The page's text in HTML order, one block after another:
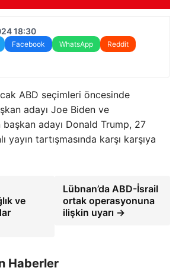
18:30
Facebook WhatsApp
Reddit
ABD seçimleri öncesinde
adayı Joe Biden ve
adayı Donald Trump, 27
yayın tartışmasında karşı karşıya
ve
Lübnan’da ABD-İsrail
ortak operasyonuna
ilişkin uyarı →
Haberler